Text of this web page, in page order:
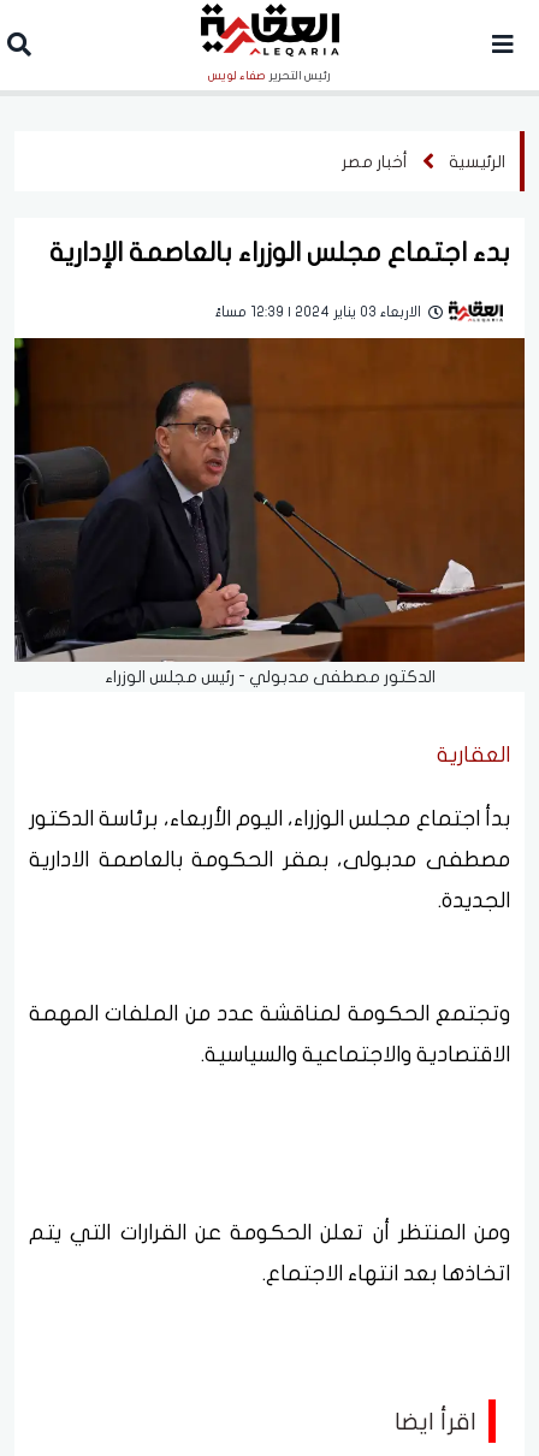
رئيس التحرير صفاء لويس
الرئيسية أخبار مصر
بدء اجتماع مجلس الوزراء بالعاصمة الإدارية
الاربعاء 03 يناير 2024 | 12:39 مساءً
الدكتور مصطفى مدبولي - رئيس مجلس الوزراء
العقارية
بدأ اجتماع مجلس الوزراء، اليوم الأربعاء، برئاسة الدكتور
مصطفى مدبولى، بمقر الحكومة بالعاصمة الادارية
الجديدة.
وتجتمع الحكومة لمناقشة عدد من الملفات المهمة
الاقتصادية والاجتماعية والسياسية.
ومن المنتظر أن تعلن الحكومة عن القرارات التي يتم
اتخاذها بعد انتهاء الاجتماع.
اقرأ ايضا